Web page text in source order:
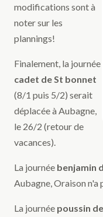
modifications sont à
noter sur les
plannings!
Finalement, la journée
cadet de St bonnet
(8/1 puis 5/2) serait
déplacée à Aubagne,
le 26/2 (retour de
vacances).
La journée benjamin
Aubagne, Oraison n'a
La journée poussin